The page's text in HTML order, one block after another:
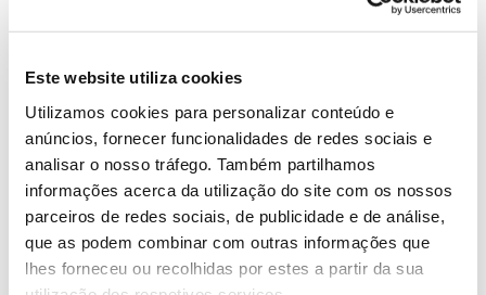
Este website utiliza cookies
Utilizamos cookies para personalizar conteúdo e
anúncios, fornecer funcionalidades de redes sociais e
analisar o nosso tráfego. Também partilhamos
informações acerca da utilização do site com os nossos
parceiros de redes sociais, de publicidade e de análise,
que as podem combinar com outras informações que
lhes forneceu ou recolhidas por estes a partir da sua
ANTERIOR PRÓXIMO